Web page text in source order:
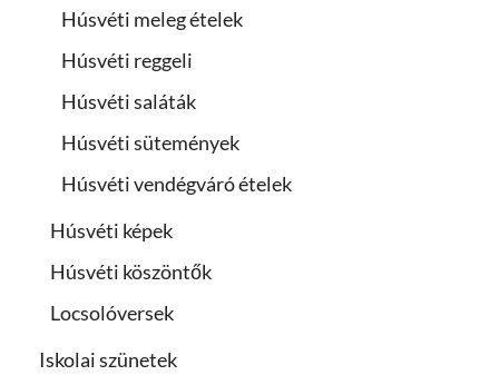
Húsvéti meleg ételek
Húsvéti reggeli
Húsvéti saláták
Húsvéti sütemények
Húsvéti vendégváró ételek
Húsvéti képek
Húsvéti köszöntők
Locsolóversek
Iskolai szünetek